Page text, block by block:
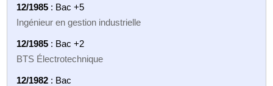
12/1985 : Bac +5
Ingénieur en gestion industrielle
12/1985 : Bac +2
BTS Électrotechnique
12/1982 : Bac